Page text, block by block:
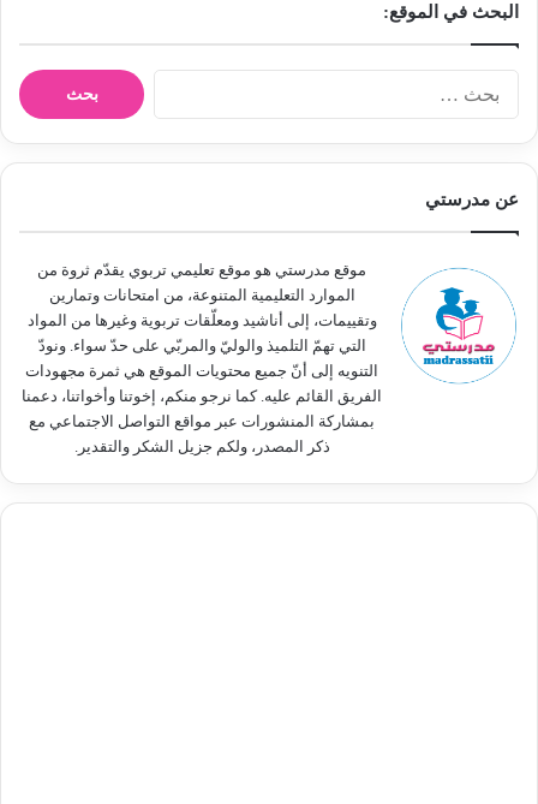
البحث في الموقع:
ن
عن مدرستي
موقع مدرستي هو موقع تعليمي تربوي يقدّم ثروة من
الموارد التعليمية المتنوعة، من امتحانات وتمارين
وتقييمات، إلى أناشيد ومعلّقات تربوية وغيرها من المواد
التي تهمّ التلميذ والوليّ والمربّي على حدّ سواء. ونودّ
التنويه إلى أنّ جميع محتويات الموقع هي ثمرة مجهودات
الفريق القائم عليه. كما نرجو منكم، إخوتنا وأخواتنا، دعمنا
بمشاركة المنشورات عبر مواقع التواصل الاجتماعي مع
ذكر المصدر، ولكم جزيل الشكر والتقدير.